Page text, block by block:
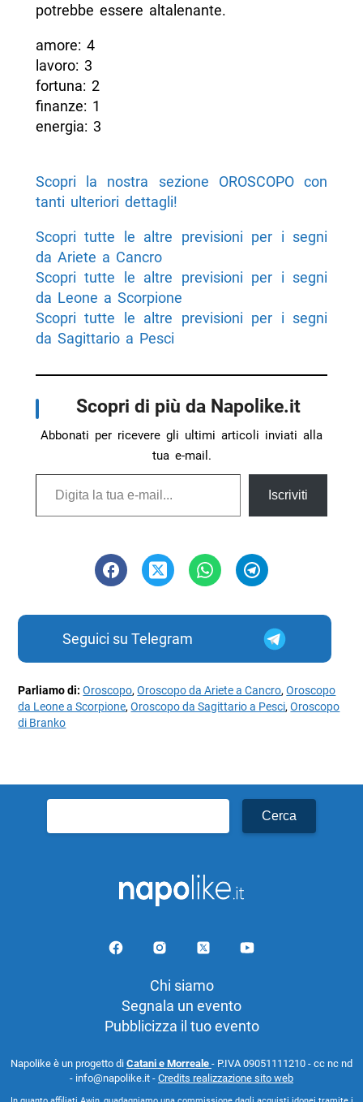
potrebbe essere altalenante.
amore: 4
lavoro: 3
fortuna: 2
finanze: 1
energia: 3
Scopri la nostra sezione OROSCOPO con
tanti ulteriori dettagli!
Scopri tutte le altre previsioni per i segni
da Ariete a Cancro
Scopri tutte le altre previsioni per i segni
da Leone a Scorpione
Scopri tutte le altre previsioni per i segni
da Sagittario a Pesci
Scopri di più da Napolike.it
Abbonati per ricevere gli ultimi articoli inviati alla
tua e-mail.
Digita la tua e-mail...
Iscriviti
Seguici su Telegram
Parliamo di:Oroscopo,Oroscopo da Ariete a Cancro,Oroscopo
da Leone a Scorpione,Oroscopo da Sagittario a Pesci,Oroscopo
di Branko
per:
Chi siamo
Segnala un evento
Pubblicizza il tuo evento
Napolike è un progetto di Catani e Morreale - P.IVA 09051111210 - cc nc nd
- info@napolike.it - Credits realizzazione sito web